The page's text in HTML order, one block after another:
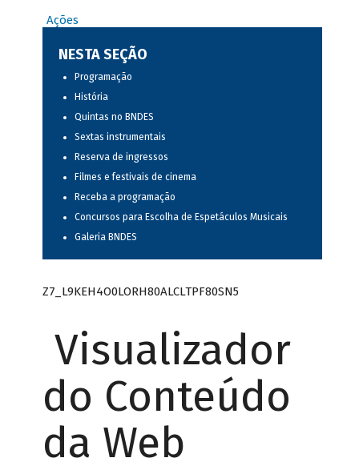
Ações
NESTA SEÇÃO
Programação
História
Quintas no BNDES
Sextas instrumentais
Reserva de ingressos
Filmes e festivais de cinema
Receba a programação
Concursos para Escolha de Espetáculos Musicais
Galeria BNDES
Z7_L9KEH4O0LORH80ALCLTPF80SN5
Visualizador
do Conteúdo
da Web